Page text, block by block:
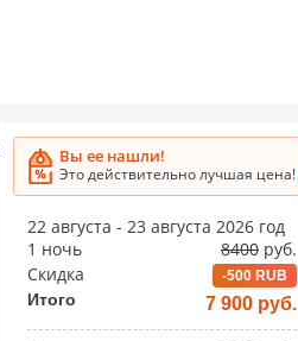
Вы ее нашли!
Это действительно лучшая цена!
22 августа - 23 августа 2026 год
1 ночь
8400 руб.
Скидка
-500 RUB
Итого 7 900 руб.